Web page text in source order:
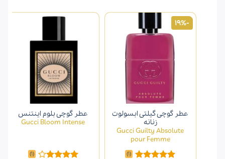
-19%
عطر گوچی گیلتی ابسولوت
زنانه
Gucci Guilty Absolute
pour Femme
(1)
عطر گوچی بلوم اینتنس
Gucci Bloom Intense
(1)